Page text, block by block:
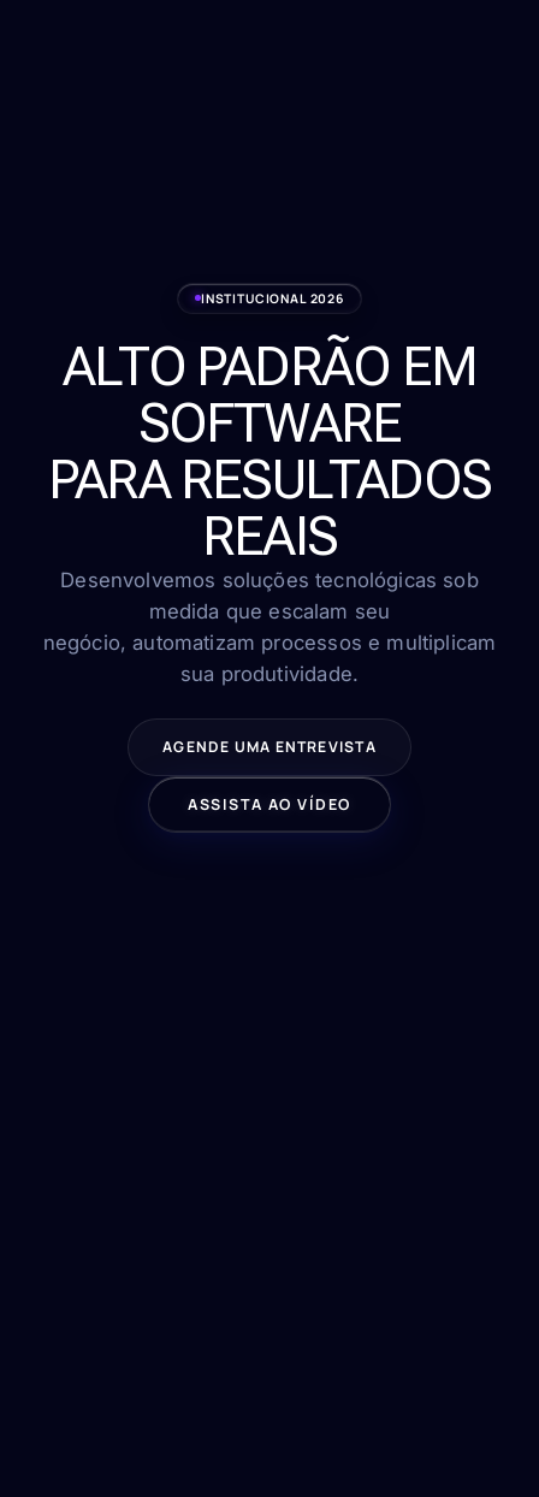
Serviços
Sobre
Clientes
Contato
FALE CONOSCO
INSTITUCIONAL 2026
ALTO PADRÃO EM
SOFTWARE
PARA RESULTADOS
REAIS
Desenvolvemos soluções tecnológicas sob
medida que escalam seu
negócio, automatizam processos e multiplicam
sua produtividade.
AGENDE UMA ENTREVISTA
ASSISTA AO VÍDEO